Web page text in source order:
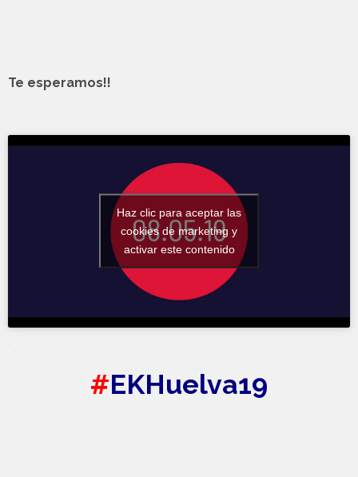
Te esperamos!!
Haz clic para aceptar las
cookies de marketing y
activar este contenido
#EKHuelva19